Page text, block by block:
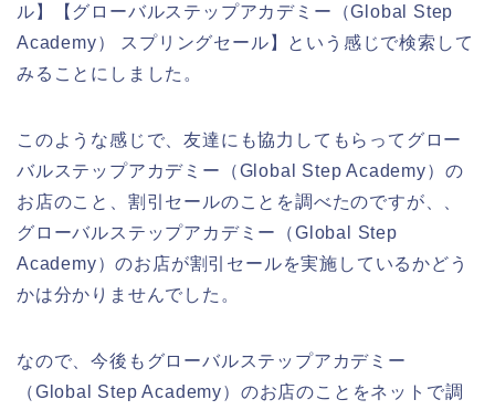
ル】【グローバルステップアカデミー（Global Step
Academy） スプリングセール】という感じで検索して
みることにしました。
このような感じで、友達にも協力してもらってグロー
バルステップアカデミー（Global Step Academy）の
お店のこと、割引セールのことを調べたのですが、、
グローバルステップアカデミー（Global Step
Academy）のお店が割引セールを実施しているかどう
かは分かりませんでした。
なので、今後もグローバルステップアカデミー
（Global Step Academy）のお店のことをネットで調